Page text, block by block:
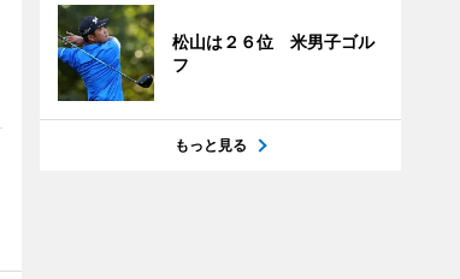
松山は２６位 米男子ゴル
フ
もっと見る